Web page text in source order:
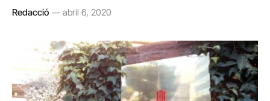
Redacció abril 6, 2020